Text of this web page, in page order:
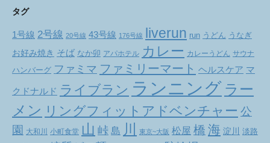
タグ
1号線 2号線 20号線 43号線 176号線 liverun run うどん うなぎ
お好み焼き そば なか卯 アパホテル カレー カレーうどん サウナ
ハンバーグ ファミマ ファミリーマート ヘルスケア マ
クドナルド ライブラン ランニング ラー
メン リングフィットアドベンチャー 公
園
大和川 小町食堂 山 峠 島 川 東京~大阪 松屋 橋 海 淀川
淡路